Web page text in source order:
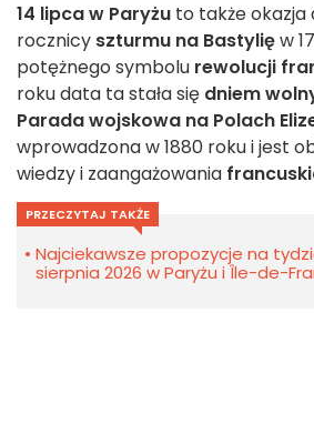
14 lipca w Paryżu to także okazja
rocznicy szturmu na Bastylięw
potężnego symbolu rewolucji
roku data ta stała się dniem
Parada wojskowa na Polach
wprowadzona w 1880 roku i jest
wiedzy i zaangażowania
PRZECZYTAJ TAKŻE
Najciekawsze propozycje na
sierpnia 2026 w Paryżu i Île-de-